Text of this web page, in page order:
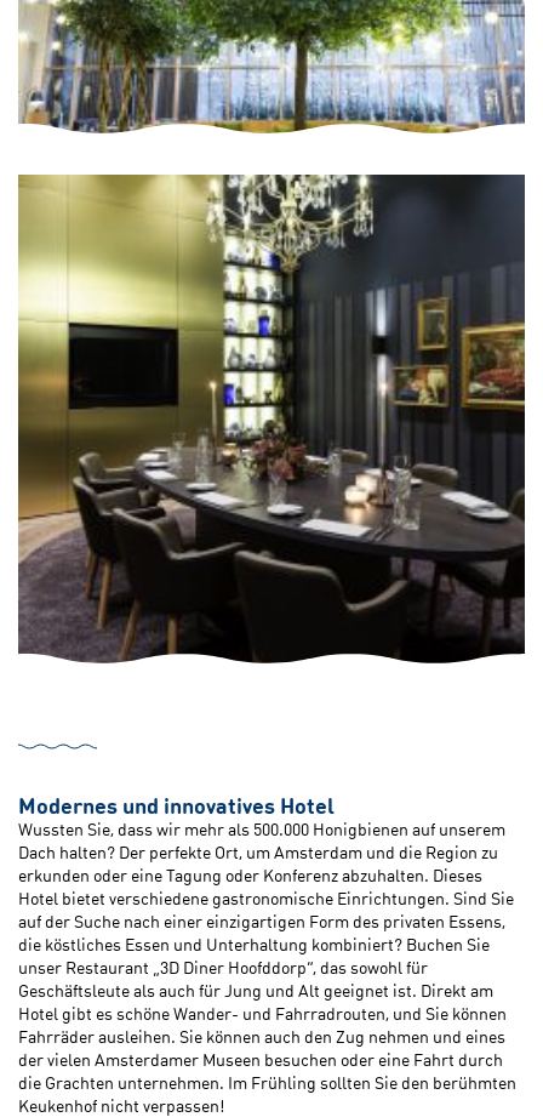
Modernes und innovatives Hotel
Wussten Sie, dass wir mehr als 500.000 Honigbienen auf unserem
Dach halten? Der perfekte Ort, um Amsterdam und die Region zu
erkunden oder eine Tagung oder Konferenz abzuhalten. Dieses
Hotel bietet verschiedene gastronomische Einrichtungen. Sind Sie
auf der Suche nach einer einzigartigen Form des privaten Essens,
die köstliches Essen und Unterhaltung kombiniert? Buchen Sie
unser Restaurant „3D Diner Hoofddorp“, das sowohl für
Geschäftsleute als auch für Jung und Alt geeignet ist. Direkt am
Hotel gibt es schöne Wander- und Fahrradrouten, und Sie können
Fahrräder ausleihen. Sie können auch den Zug nehmen und eines
der vielen Amsterdamer Museen besuchen oder eine Fahrt durch
die Grachten unternehmen. Im Frühling sollten Sie den berühmten
Keukenhof nicht verpassen!